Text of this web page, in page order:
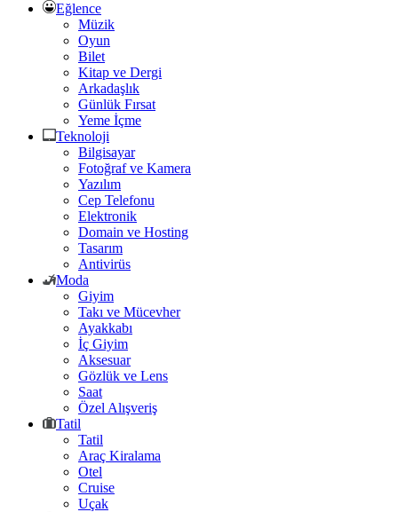
Eğlence
Müzik
Oyun
Bilet
Kitap ve Dergi
Arkadaşlık
Günlük Fırsat
Yeme İçme
Teknoloji
Bilgisayar
Fotoğraf ve Kamera
Yazılım
Cep Telefonu
Elektronik
Domain ve Hosting
Tasarım
Antivirüs
Moda
Giyim
Takı ve Mücevher
Ayakkabı
İç Giyim
Aksesuar
Gözlük ve Lens
Saat
Özel Alışveriş
Tatil
Tatil
Araç Kiralama
Otel
Cruise
Uçak